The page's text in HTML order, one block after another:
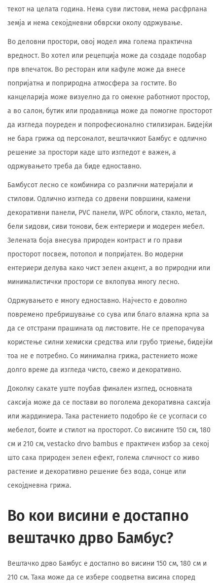
текот на целата година. Нема суви листови, нема расфрлана
земја и нема секојдневни обврски околу одржување.
Во деловни простори, овој модел има голема практична
вредност. Во хотел или рецепција може да создаде подобар
прв впечаток. Во ресторан или кафуле може да внесе
попријатна и поприродна атмосфера за гостите. Во
канцеларија може визуелно да го омекне работниот простор,
а во салон, бутик или продавница може да помогне просторот
да изгледа поуреден и попрофесионално стилизиран. Бидејќи
не бара грижа од персоналот, вештачкиот Бамбус е одлично
решение за простори каде што изгледот е важен, а
одржувањето треба да биде едноставно.
Бамбусот лесно се комбинира со различни материјали и
стилови. Одлично изгледа со дрвени површини, камени
декоративни панели, PVC панели, WPC облоги, стакло, метал,
бели ѕидови, сиви тонови, беж ентериери и модерен мебел.
Зелената боја внесува природен контраст и го прави
просторот посвеж, потопол и попријатен. Во модерни
ентериери делува како чист зелен акцент, а во природни или
минималистички простори се вклопува многу лесно.
Одржувањето е многу едноставно. Најчесто е доволно
повремено пребришување со сува или благо влажна крпа за
да се отстрани прашината од листовите. Не се препорачува
користење силни хемиски средства или грубо триење, бидејќи
тоа не е потребно. Со минимална грижа, растението може
долго време да изгледа чисто, свежо и декоративно.
Доколку сакате уште поубав финален изглед, основната
саксија може да се постави во поголема декоративна саксија
или жардиниера. Така растението подобро ќе се усогласи со
мебелот, боите и стилот на просторот. Со висините 150 см, 180
см и 210 см, vestacko drvo bambus е практичен избор за секој
што сака природен зелен ефект, голема сличност со живо
растение и декоративно решение без вода, сонце или
секојдневна грижа.
Во кои висини е достапно
вештачко дрво Бамбус?
Вештачко дрво Бамбус е достапно во висини 150 см, 180 см и
210 см. Така може да се избере соодветна висина според